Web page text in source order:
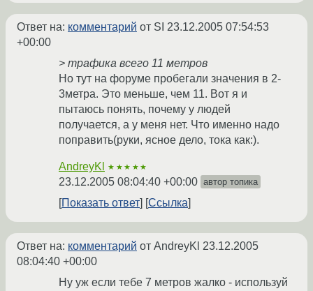
Ответ на: комментарий от SI 23.12.2005 07:54:53
+00:00
> трафика всего 11 метров
Но тут на форуме пробегали значения в 2-
3метра. Это меньше, чем 11. Вот я и
пытаюсь понять, почему у людей
получается, а у меня нет. Что именно надо
поправить(руки, ясное дело, тока как:).
AndreyKl ★★★★★
23.12.2005 08:04:40 +00:00 автор топика
Показать ответ Ссылка
Ответ на: комментарий от AndreyKl 23.12.2005
08:04:40 +00:00
Ну уж если тебе 7 метров жалко - используй